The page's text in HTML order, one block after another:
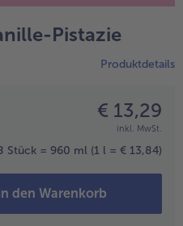
Pistazie
Produktdetails
€ 13,29
inkl. MwSt.
Stück = 960 ml (1 l = € 13,84)
den Warenkorb